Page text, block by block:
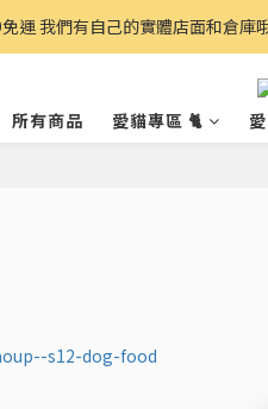
運 我們有自己的實體店面和倉庫
所有商品
愛貓專區 🐈